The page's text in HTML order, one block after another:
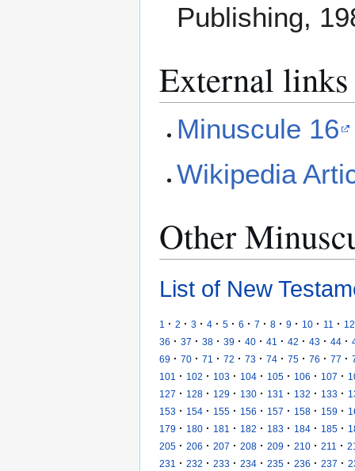
Publishing,
External links
Minuscule 16
Wikipedia
Other
List of New
1 · 2 · 3 · 4 · 5 · 6 · 7 · 8 · 9 · 10 · 11 · 12
36 · 37 · 38 · 39 · 40 · 41 · 42 · 43 · 44 ·
69 · 70 · 71 · 72 · 73 · 74 · 75 · 76 · 77 ·
101
· 102 · 103 · 104 · 105 · 106 · 107 ·
127 · 128 · 129 · 130 · 131 · 132 · 133 ·
153 · 154 · 155 · 156 · 157 · 158 · 159 ·
179 · 180 · 181 · 182 · 183 · 184 · 185 ·
205 · 206 · 207 · 208 · 209 · 210 · 211 ·
231
· 232 · 233 · 234 · 235 · 236 · 237 ·